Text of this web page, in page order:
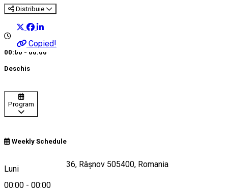
Distribuie
Copied!
00:00 - 00:00
Deschis
Program
Weekly Schedule
Luni
00:00 - 00:00
Strada Izvorului 136, Râșnov 505400, Romania